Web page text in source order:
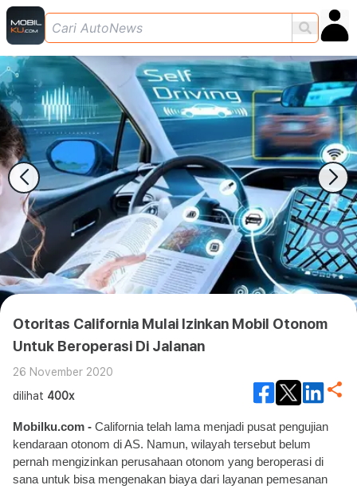
Otoritas California Mulai Izinkan Mobil Otonom
Untuk Beroperasi Di Jalanan
26 November 2020
dilihat 400x
Mobilku.com - California telah lama menjadi pusat pengujian
kendaraan otonom di AS. Namun, wilayah tersebut belum
pernah mengizinkan perusahaan otonom yang beroperasi di
sana untuk bisa mengenakan biaya dari layanan pemesanan